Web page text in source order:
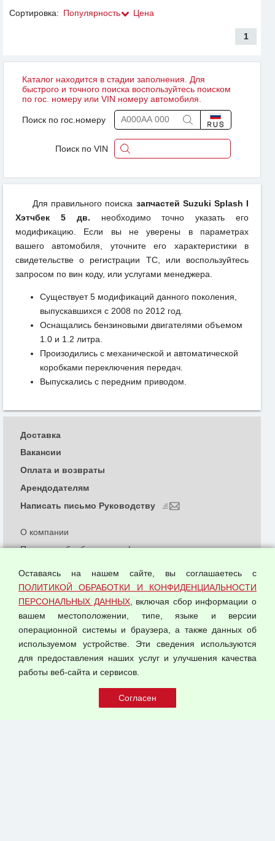
Сортировка: Популярность Цена
1
Каталог находится в стадии заполнения. Для
быстрого и точного поиска воспользуйтесь поиском
по гос. номеру или VIN номеру автомобиля.
Поиск по гос.номеру
Поиск по VIN
Для правильного поиска запчастей Suzuki Splash I
Хэтчбек 5 дв. необходимо точно указать его
модификацию. Если вы не уверены в параметрах
вашего автомобиля, уточните его характеристики в
свидетельстве о регистрации ТС, или воспользуйтесь
запросом по вин коду, или услугами менеджера.
Существует 5 модификаций данного поколения,
выпускавшихся с 2008 по 2012 год.
Оснащались бензиновыми двигателями объемом
1.0 и 1.2 литра.
Произодились с механической и автоматической
коробками переключения передач.
Выпускались с передним приводом.
© 2026 ООО "Феникс"
О компании
Политика обработки и конфиденциальности
Согласием на обработку персональных данных
Оферта оптовой купли-продажи
Публичная оферта
Доставка
Вакансии
Оплата и возвраты
Арендодателям
Написать письмо Руководству
Оставаясь на нашем сайте, вы соглашаетесь с
ПОЛИТИКОЙ ОБРАБОТКИ И КОНФИДЕНЦИАЛЬНОСТИ
ПЕРСОНАЛЬНЫХ ДАННЫХ, включая сбор информации о
вашем местоположении, типе, языке и версии
операционной системы и браузера, а также данных об
используемом устройстве. Эти сведения используются
для предоставления наших услуг и улучшения качества
работы веб-сайта и сервисов.